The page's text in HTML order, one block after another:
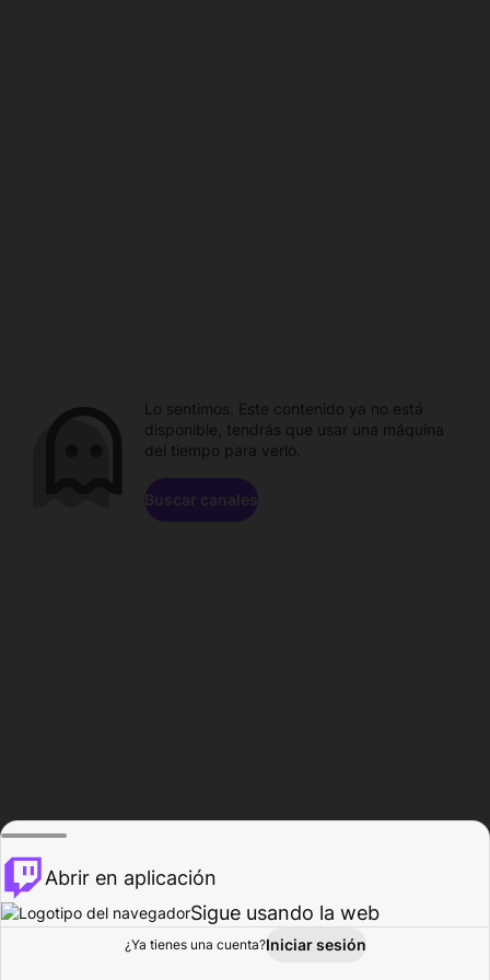
Explorar Actividad
Lo sentimos. Este contenido ya no está
disponible, tendrás que usar una máquina
del tiempo para verlo.
Buscar canales
Abrir en aplicación
Sigue usando la web
¿Ya tienes una cuenta?Iniciar sesión